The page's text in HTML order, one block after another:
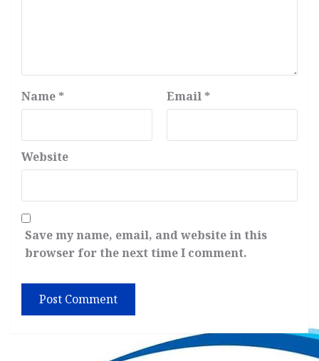
Name * Email *
Website
Save my name, email, and website in this
browser for the next time I comment.